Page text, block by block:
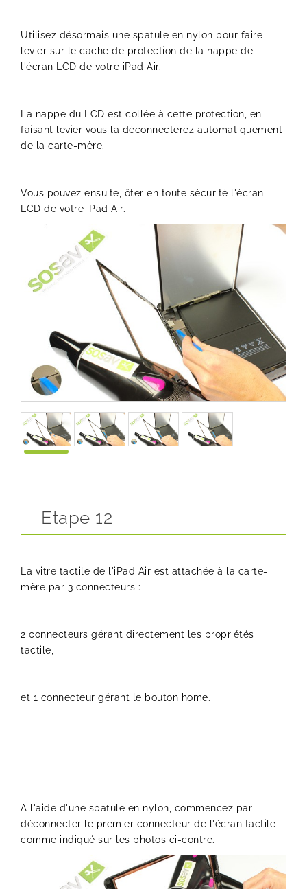
Utilisez désormais une spatule en nylon pour faire
levier sur le cache de protection de la nappe de
l'écran LCD de votre iPad Air.
La nappe du LCD est collée à cette protection, en
faisant levier vous la déconnecterez automatiquement
de la carte-mère.
Vous pouvez ensuite, ôter en toute sécurité l'écran
LCD de votre iPad Air.
Etape 12
La vitre tactile de l'iPad Air est attachée à la carte-
mère par 3 connecteurs :
2 connecteurs gérant directement les propriétés
tactile,
et 1 connecteur gérant le bouton home.
A l'aide d'une spatule en nylon, commencez par
déconnecter le premier connecteur de l'écran tactile
comme indiqué sur les photos ci-contre.